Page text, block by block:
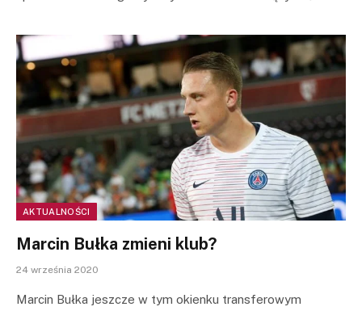
AKTUALNOŚCI
Marcin Bułka zmieni klub?
24 września 2020
Marcin Bułka jeszcze w tym okienku transferowym